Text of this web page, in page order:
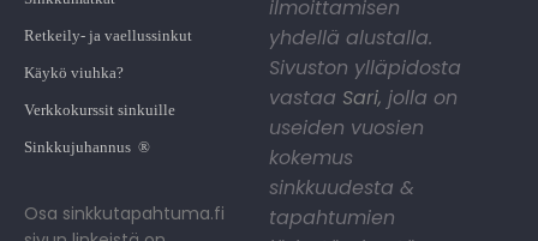
Retkeily- ja vaellussinkut
Käykö viuhka?
Verkkokurssit sinkuille
Sinkkujuhannus ®
Osa sinkkutapahtuma.fi
ilmoittamisen
yhdellä alustalla.
Sivuston ylläpidosta
vastaa Sari, jolla on
useiden vuosien
kokemus
sinkkuudesta &
tapahtumien